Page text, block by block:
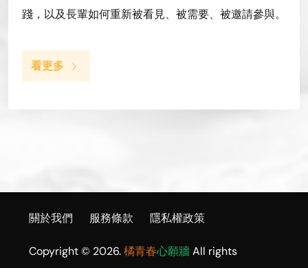
踐，以及長輩如何重新被看見、被需要、被邀請參與。
看更多
關於我們 服務條款 隱私權政策
Copyright © 2026.橘青春心願牆All rights